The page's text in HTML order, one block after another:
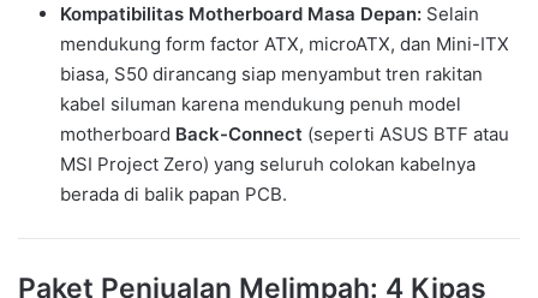
Kompatibilitas Motherboard Masa Depan: Selain
mendukung form factor ATX, microATX, dan Mini-ITX
biasa, S50 dirancang siap menyambut tren rakitan
kabel siluman karena mendukung penuh model
motherboard Back-Connect (seperti ASUS BTF atau
MSI Project Zero) yang seluruh colokan kabelnya
berada di balik papan PCB.
Paket Penjualan Melimpah: 4 Kipas